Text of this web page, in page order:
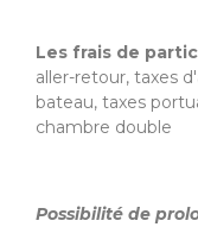
Les frais de
aller-retour, taxes
bateau, taxes
chambre double
Possibilité de